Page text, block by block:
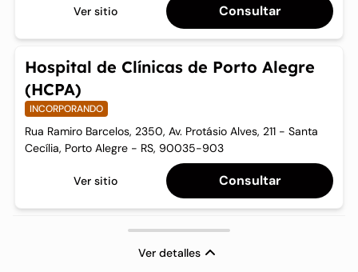
Ver sitio Consultar
Hospital de Clínicas de Porto Alegre
(HCPA)
INCORPORANDO
Rua Ramiro Barcelos, 2350, Av. Protásio Alves, 211 - Santa
Cecília, Porto Alegre - RS, 90035-903
Ver sitio Consultar
Ver detalles